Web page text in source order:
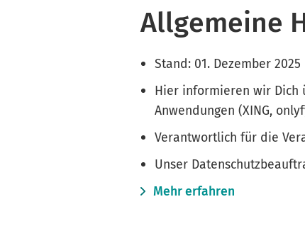
Allgemeine
Stand: 01. Dezember 2025
Hier informieren wir Dich
Anwendungen (XING,
Verantwortlich für die
Unser
Mehr erfahren